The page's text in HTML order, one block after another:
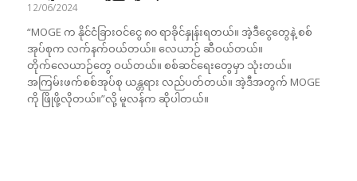
12/06/2024
“MOGE က နိုင်ငံခြားဝင်ငွေ ၈၀ ရာခိုင်နှုန်းရတယ်။ အဲ့ဒီငွေတွေနဲ့ စစ်
အုပ်စုက လက်နက်ဝယ်တယ်။ လေယာဉ် ဆီဝယ်တယ်။
တိုက်လေယာဉ်တွေ ဝယ်တယ်။ စစ်ဆင်ရေးတွေမှာ သုံးတယ်။
အကြမ်းဖက်စစ်အုပ်စု ယန္တရား လည်ပတ်တယ်။ အဲ့ဒီအတွက် MOGE
ကို ဖြိုဖို့လိုတယ်။”လို့ မူလန်က ဆိုပါတယ်။